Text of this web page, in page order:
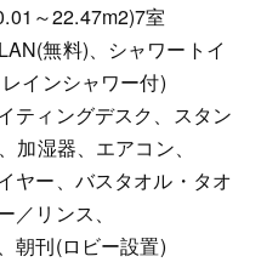
22.47m2)7室
無料)、シャワートイ
インシャワー付)
ングデスク、スタン
加湿器、エアコン、
、バスタオル・タオ
リンス、
(ロビー設置)